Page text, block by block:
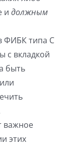
и должным
ФИБК типа C
с вкладкой
быть
важное
этих